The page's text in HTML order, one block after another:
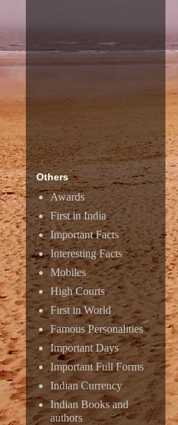
Others
Awards
First in India
Important Facts
Interesting Facts
Mobiles
High Courts
First in World
Famous Personalities
Important Days
Important Full Forms
Indian Currency
Indian Books and
authors